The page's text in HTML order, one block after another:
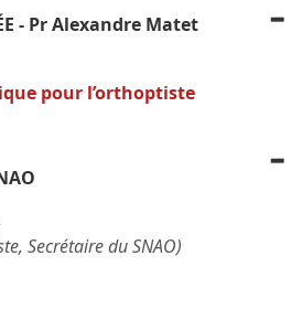
- Pr Alexandre Matet
pour l’orthoptiste
Secrétaire du SNAO)